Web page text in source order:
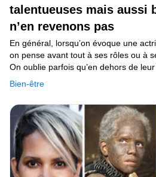
talentueuses mais aussi
n’en revenons pas
Bien-être
En général, lorsqu’on évoque une
on pense avant tout à ses rôles ou à
On oublie parfois qu’en dehors de
femmes poursuivent d’autres